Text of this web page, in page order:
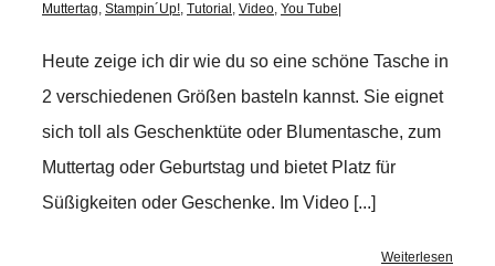
Muttertag, Stampin´Up!, Tutorial , Video, You Tube
Heute zeige ich dir wie du so eine schöne Tasche in
2 verschiedenen Größen basteln kannst. Sie eignet
sich toll als Geschenktüte oder Blumentasche, zum
Muttertag oder Geburtstag und bietet Platz für
Süßigkeiten oder Geschenke. Im Video [...]
Weiterlesen